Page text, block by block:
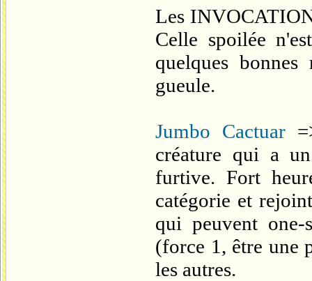
Les
Celle spoilée
quelques
gueule.
Jumbo Cactuar
créature qui a
furtive. Fort
catégorie et
qui peuvent
(force 1, être une
les autres.